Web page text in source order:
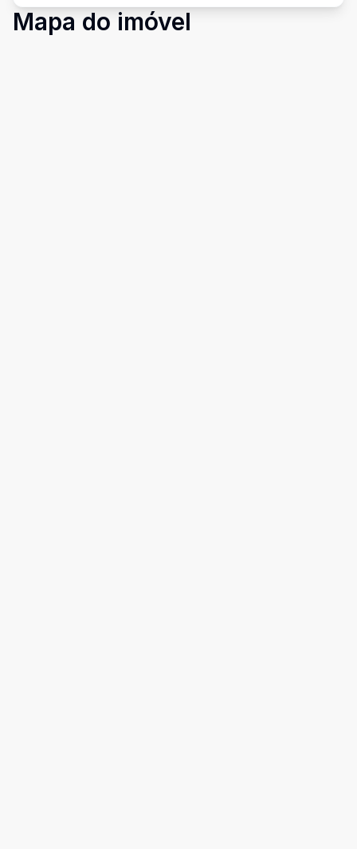
Mapa do imóvel